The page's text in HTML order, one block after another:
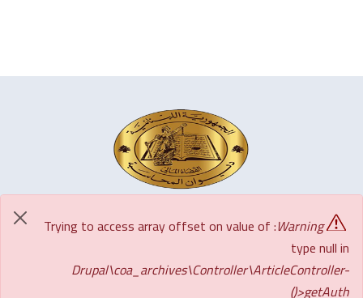
Warning
: Trying to access array offset on value of
type null in
Drupal\coa_archives\Controller\ArticleController-
>getAuth()
الرئيسية
كلمة
الرئيس
عن
منشورات
استشارية
قرارات
أخبار
الارشيف
مكتب المدعي
العام
البحث في